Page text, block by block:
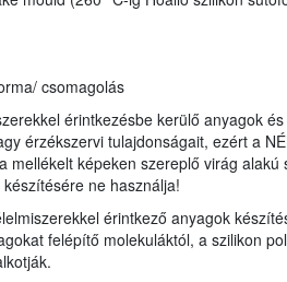
csomagolás
érintkezésbe kerülő anyagok
érzékszervi tulajdonságait, ezért a
mellékelt képeken szereplő virág alakú
ne használja!
érintkező anyagok
felépítő molekuláktól, a szilikon